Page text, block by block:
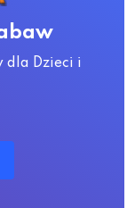
dla Dzieci i